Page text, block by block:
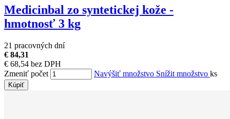
Medicinbal zo syntetickej kože -
hmotnosť 3 kg
21 pracovných dní
€ 84,31
€ 68,54 bez DPH
Zmeniť počet
Navýšiť množstvo Snížit množstvo ks
Kúpiť